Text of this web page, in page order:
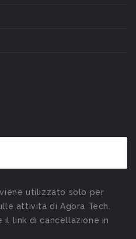
utilizzato solo per
attività di Agora Tech.
il link di cancellazione in